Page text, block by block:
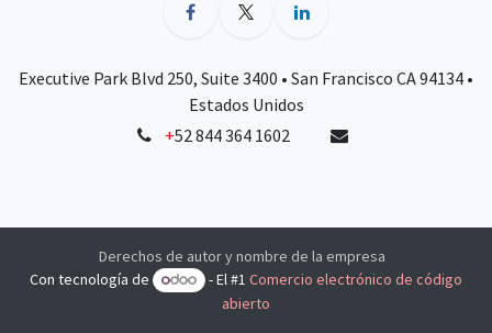
Executive Park Blvd 250, Suite 3400 • San Francisco CA 94134 •
Estados Unidos
+52 844 364 1602
Derechos de autor y nombre de la empresa
Con tecnología de
- El #1Comercio electrónico de código
abierto